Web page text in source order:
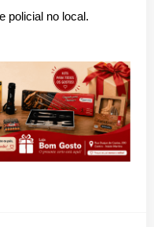
policial no local.